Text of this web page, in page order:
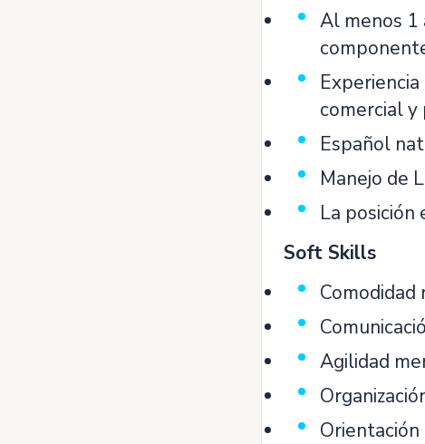
Al menos 1
comercial y
Español
Manejo de
La posición
Soft Skills
Agilidad
Orientación